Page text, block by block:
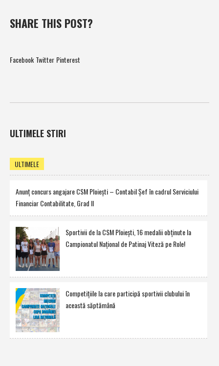
SHARE THIS POST?
Facebook Twitter Pinterest
ULTIMELE STIRI
ULTIMELE
Anunţ concurs angajare CSM Ploieşti – Contabil Şef în cadrul Serviciului
Financiar Contabilitate, Grad II
Sportivii de la CSM Ploieşti, 16 medalii obţinute la
Campionatul Naţional de Patinaj Viteză pe Role!
Competiţiile la care participă sportivii clubului în
această săptămână